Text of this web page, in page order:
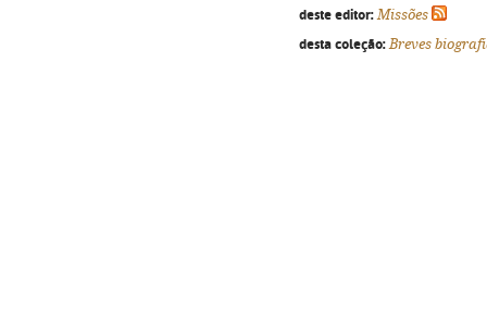
deste editor: Missões
desta coleção: Breves